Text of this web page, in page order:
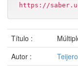
https://
Título :
Autor :